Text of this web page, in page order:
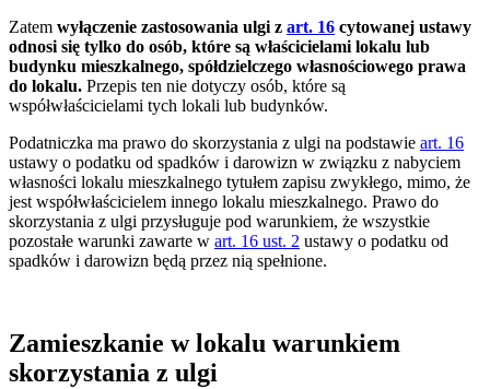
Zatem wyłączenie zastosowania ulgi z art. 16 cytowanej ustawy
odnosi się tylko do osób, które są właścicielami lokalu lub
budynku mieszkalnego, spółdzielczego własnościowego prawa
do lokalu. Przepis ten nie dotyczy osób, które są
współwłaścicielami tych lokali lub budynków.
Podatniczka ma prawo do skorzystania z ulgi na podstawie art. 16
ustawy o podatku od spadków i darowizn w związku z nabyciem
własności lokalu mieszkalnego tytułem zapisu zwykłego, mimo, że
jest współwłaścicielem innego lokalu mieszkalnego. Prawo do
skorzystania z ulgi przysługuje pod warunkiem, że wszystkie
pozostałe warunki zawarte w art. 16 ust. 2 ustawy o podatku od
spadków i darowizn będą przez nią spełnione.
Zamieszkanie w lokalu warunkiem
skorzystania z ulgi